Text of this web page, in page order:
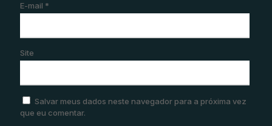
E-mail *
Site
Salvar meus dados neste navegador para a próxima vez
que eu comentar.